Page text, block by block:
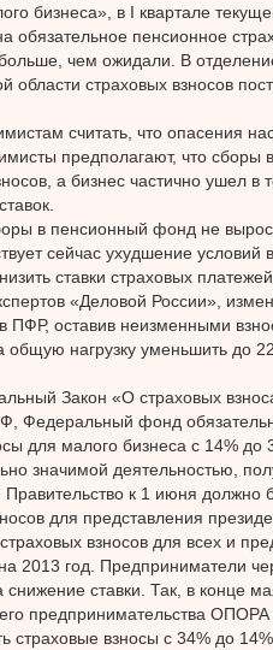
бизнеса», в I квартале
пенсионное
чем ожидали. В
области страховых взносов
считать, что опасения
предполагают, что сборы
а бизнес частично ушел
в пенсионный фонд не
сейчас ухудшение условий
ставки страховых
«Деловой России»,
ПФР, оставив неизменными
общую нагрузку уменьшить до
Закон «О страховых
Федеральный фонд
для малого бизнеса с 14% до
значимой деятельностью,
к 1 июня должно
для представления
взносов для всех и
2013 год. Предприниматели
ставки. Так, в конце
предпринимательства
страховые взносы с 34% до